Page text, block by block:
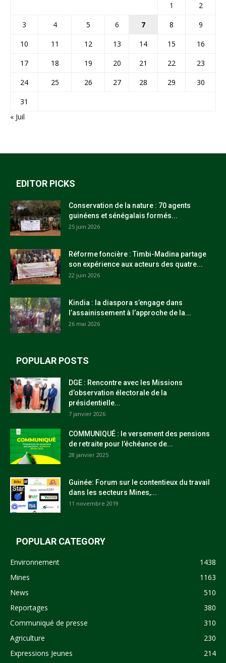
1
2
3
4 5 6 7 8
9
10
11 12 13 14 15
16
17
18 19 20 21 22
23
24
25 26 27 28 29
30
31
« Juil
EDITOR PICKS
Conservation de la nature : 70 agents
guinéens et sénégalais formés...
25 juin 2026
Réforme foncière : Timbi-Madina partage
son expérience aux acteurs des quatre...
22 juin 2026
Kindia : la diaspora s’engage dans
l’assainissement à l’approche de la...
26 mai 2026
POPULAR POSTS
DGE : Rencontre avec les Missions
d’observation électorale de la
présidentielle...
7 janvier 2026
COMMUNIQUÉ : le versement des pensions
de retraite pour l’échéance de...
28 janvier 2025
Guinée: Forum sur le contentieux du travail
dans les secteurs Mines,...
11 novembre 2019
POPULAR CATEGORY
Environnement
1438
Mines
1163
News
510
Reportages
380
Communiqué de presse
310
Agriculture
230
Expressions Jeunes
214